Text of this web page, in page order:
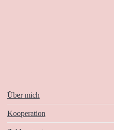
Über mich
Kooperation